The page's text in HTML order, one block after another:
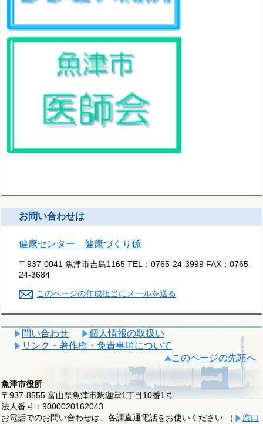
お問い合わせは
健康センター 健康づくり係
〒937-0041 魚津市吉島1165 TEL：0765-24-3999 FAX：0765-
24-3684
このページの作成担当にメールを送る
問い合わせ
個人情報の取扱い
リンク・著作権・免責事項について
このページの先頭へ
魚津市役所
〒937-8555 富山県魚津市釈迦堂1丁目10番1号
法人番号：9000020162043
お電話でのお問い合わせは、各課直通電話をお使いください （
窓口